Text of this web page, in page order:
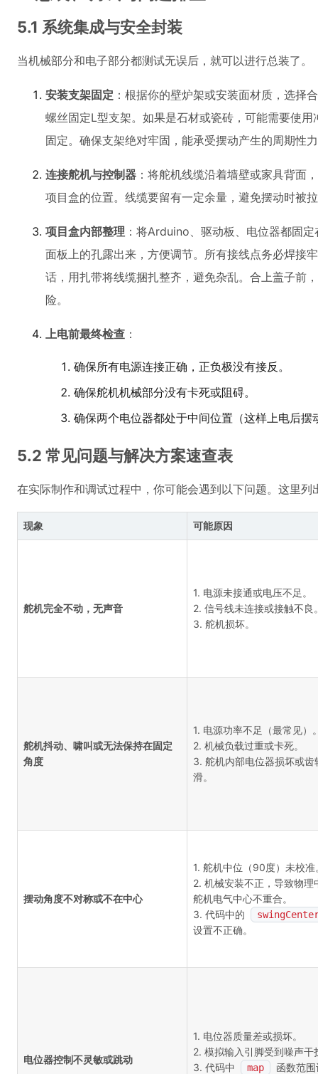
5.1 系统集成与安全封装
当机械部分和电子部分都测试无误后，就可以进行总装了。
安装支架固定 ：根据你的壁炉架或安装面材质，选择
螺丝固定L型支架。如果是石材或瓷砖，可能需要使
固定。确保支架绝对牢固，能承受摆动产生的周期性
连接舵机与控制器 ：将舵机线缆沿着墙壁或家具背面
项目盒的位置。线缆要留有一定余量，避免摆动时被
项目盒内部整理 ：将Arduino、驱动板、电位器都固
面板上的孔露出来，方便调节。所有接线点务必焊接
话，用扎带将线缆捆扎整齐，避免杂乱。合上盖子前
险。
上电前最终检查 ：
确保所有电源连接正确，正负极没有接反。
确保舵机机械部分没有卡死或阻碍。
确保两个电位器都处于中间位置（这样上电后
5.2 常见问题与解决方案速查表
在实际制作和调试过程中，你可能会遇到以下问题。这里
现象 可能原因
舵机完全不动，无声音
1. 电源未接通或电压不足。
2. 信号线未连接或接触不良
3. 舵机损坏。
舵机抖动、啸叫或无法保持在固定
角度
1. 电源功率不足（最常见）
2. 机械负载过重或卡死。
3. 舵机内部电位器损坏或齿
滑。
摆动角度不对称或不在中心
1. 舵机中位（90度）未校准
2. 机械安装不正，导致物理
舵机电气中心不重合。
3. 代码中的
设置不正确。
电位器控制不灵敏或跳动
1. 电位器质量差或损坏。
2. 模拟输入引脚受到噪声干
3. 代码中
map
函数范